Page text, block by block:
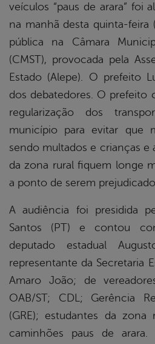
veículos “paus de arara” foi
na manhã desta quinta-feira
pública na Câmara
(CMST), provocada pela
Estado (Alepe). O prefeito
dos debatedores. O prefeito
regularização dos
município para evitar que
sendo multados e crianças e
da zona rural fiquem longe
a ponto de serem
A audiência foi presidida
Santos (PT) e contou
deputado estadual
representante da Secretaria
Amaro João; de
OAB/ST; CDL; Gerência
(GRE); estudantes da
caminhões paus de